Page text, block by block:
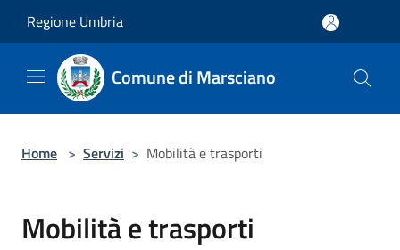
Regione Umbria
Comune di Marsciano
Home > Servizi > Mobilità e trasporti
Mobilità e trasporti